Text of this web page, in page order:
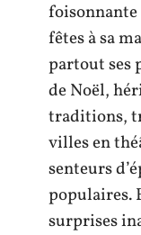
foisonnante
fêtes à sa
partout ses
de Noël,
traditions,
villes en
senteurs
populaires.
surprises